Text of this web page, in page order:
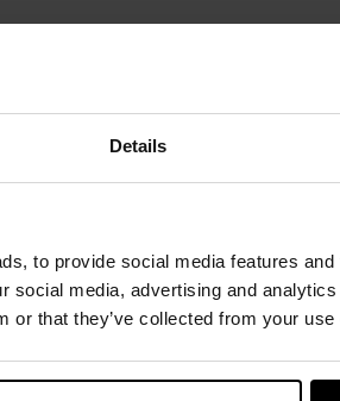
Details
to provide social media features
social media, advertising and
or that they’ve collected from your
TECHNICZNE